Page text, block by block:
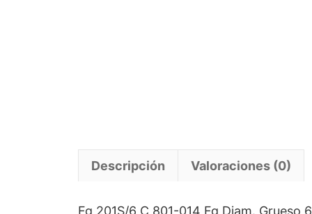
Descripción Valoraciones (0)
Fg 201S/6 C 801-014 Fg Diam.